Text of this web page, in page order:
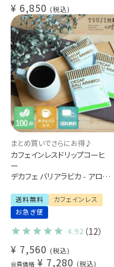
¥ 6,850 税込
まとめ買いでさらにお得♪
カフェインレスドリップコーヒ
ー
デカフェ バリアラビカ - アロナ
100杯セット
業務用 大容量パック
まとめ買いにおすすめ
送料無料
カフェインレス
お急ぎ便
4.92 （12）
¥ 7,560 税込
会員価格 ¥ 7,280 税込